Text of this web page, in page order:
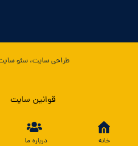
طراحی سایت، سئو
قوانین سایت
خانه درباره ما